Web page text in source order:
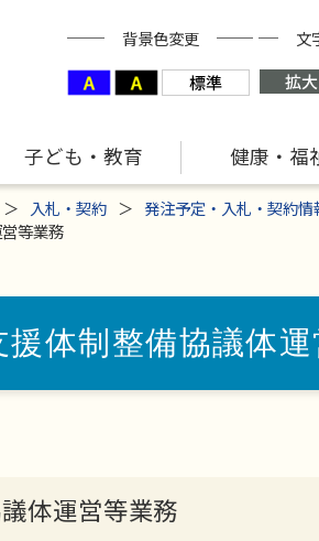
背景色変更 文
子ども・教育 健康・福
入札・契約 発注予定・入札・契約情
等業務
体制整備協議体
体運営等業務